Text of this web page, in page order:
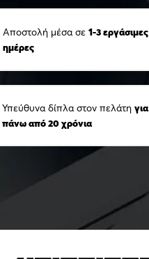
Αποστολή μέσα σε 1-3 εργάσιμες
ημέρες
Υπεύθυνα δίπλα στον πελάτη για
πάνω από 20 χρόνια